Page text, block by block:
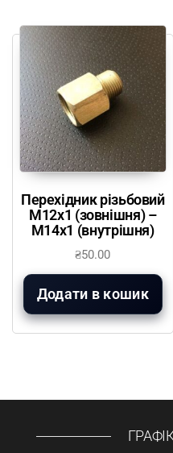
Перехідник різьбовий
М12х1 (зовнішня) –
М14х1 (внутрішня)
₴50.00
Додати в кошик